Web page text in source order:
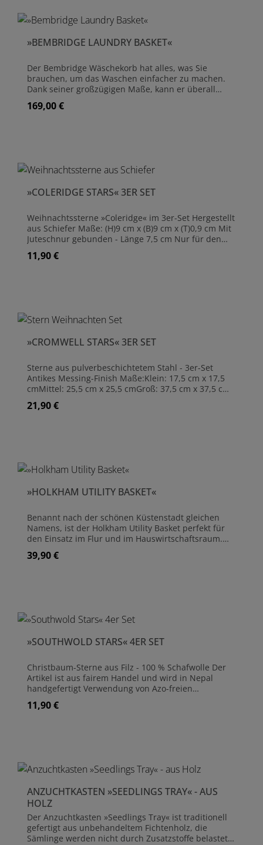
»BEMBRIDGE LAUNDRY BASKET«
Der Bembridge Wäschekorb hat alles, was Sie
brauchen, um das Waschen einfacher zu machen.
Dank seiner großzügigen Maße, kann er überall
aufgestellt werden, wo zusätzlicher Stauraum
benötigt wird. Seine schöne, geschwungene Form
wie optisch ansprechend und wurde in Handarbeit
aus hochwertigem Rattan gefertigt. Der Deckel ist
aus Rattan Maße: Höhe 68cm x Breite 40cm x Tiefe
Regulärer Preis:
169,00 €
»COLERIDGE STARS« 3ER SET
Weihnachtssterne »Coleridge« im 3er-Set Hergestellt
aus Schiefer Maße: (H)9 cm x (B)9 cm x (T)0,9 cm Mit
Juteschnur gebunden - Länge 7,5 cm Nur für den
Innenbereich geeignet
Regulärer Preis:
11,90 €
»CROMWELL STARS« 3ER SET
Sterne aus pulverbeschichtetem Stahl - 3er-Set
Antikes Messing-Finish Maße:Klein: 17,5 cm x 17,5
cmMittel: 25,5 cm x 25,5 cmGroß: 37,5 cm x 37,5 cm
Nur für den Innenbereich geeignet
Wandbefestigungen nicht im Lieferumfang
Regulärer Preis:
21,90 €
»HOLKHAM UTILITY BASKET«
Benannt nach der schönen Küstenstadt gleichen
Namens, ist der Holkham Utility Basket perfekt für
den Einsatz im Flur und im Hauswirtschaftsraum.
Hergestellt aus Kubu-Rattan, ist er mit einem
natürlichen Seil um die Oberseite und für den Griff
bequem hängt, um ihn zu befüllen oder Dinge zu
entnehmen. Der Korb kann eine Vielzahl von
Post, Kinderspielzeug und vielem mehr. Maße: (H)29
Kubu-Rattan und Naturseil
Regulärer Preis:
39,90 €
»SOUTHWOLD STARS« 4ER SET
Christbaum-Sterne aus Filz - 100 % Schafwolle Der
Artikel ist aus fairem Handel und wird in Nepal
handgefertigt Verwendung von Azo-freien
Farbstoffen Maße: 7 cm x 7 cm x 1 cm Mit Juteschnur
- Länge 7 cm Handwäsche in kaltem oder warmem
geeignet Lieferung im 4er Set
Regulärer Preis:
11,90 €
ANZUCHTKASTEN »SEEDLINGS TRAY« - AUS
HOLZ
Der Anzuchtkasten »Seedlings Tray« ist traditionell
gefertigt aus unbehandeltem Fichtenholz, die
Sämlinge werden nicht durch Zusatzstoffe belastet.